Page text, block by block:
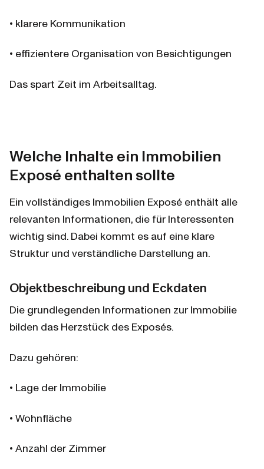
• klarere Kommunikation
• effizientere Organisation von Besichtigungen
Das spart Zeit im Arbeitsalltag.
Welche Inhalte ein Immobilien
Exposé enthalten sollte
Ein vollständiges Immobilien Exposé enthält alle
relevanten Informationen, die für Interessenten
wichtig sind. Dabei kommt es auf eine klare
Struktur und verständliche Darstellung an.
Objektbeschreibung und Eckdaten
Die grundlegenden Informationen zur Immobilie
bilden das Herzstück des Exposés.
Dazu gehören:
• Lage der Immobilie
• Wohnfläche
• Anzahl der Zimmer